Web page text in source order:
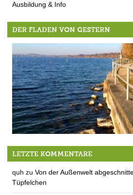
Ausbildung & Info
DER FLADEN VON GESTERN
Schöner zum See
LETZTE KOMMENTARE
quh zu Von der Außenwelt
Tüpfelchen